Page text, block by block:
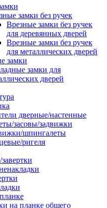
замки без ручек
Врезные замки без ручек
для деревянных дверей
Врезные замки без ручек
для металлических дверей
замки
замки для
дверей
дверные/настенные
засовы/задвижки
шпингалеты
ригеля
на планке общего